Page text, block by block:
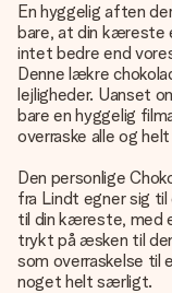
En hyggelig aften
bare, at din kæreste
intet bedre end
Denne lækre
lejligheder. Uanset
bare en hyggelig
overraske alle og
Den personlige
fra Lindt egner sig til
til din kæreste, med
trykt på æsken til
som overraskelse til
noget helt særligt.